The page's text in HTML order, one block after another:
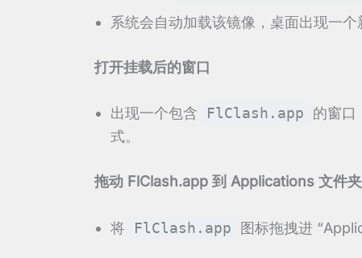
系统会自动加载该镜像，桌面出现一个
打开挂载后的窗口
出现一个包含 FlClash.app 的窗口
式。
拖动 FlClash.app 到 Applications 文件夹
将 FlClash.app 图标拖拽进